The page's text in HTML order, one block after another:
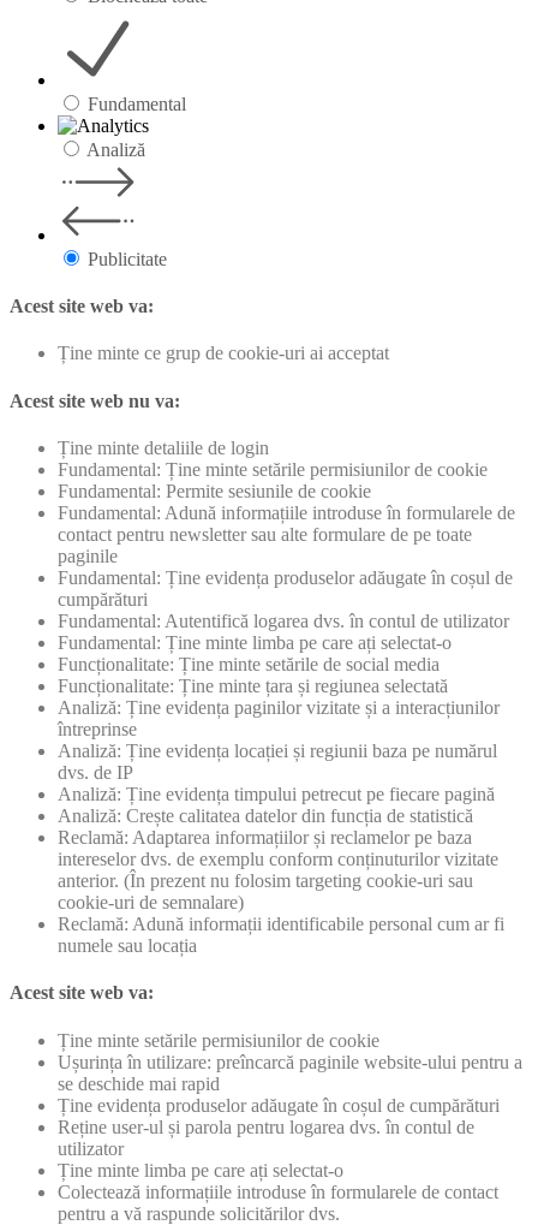
Fundamental
Analiză
Publicitate
Acest site web va:
Ține minte ce grup de cookie-uri ai acceptat
Acest site web nu va:
Ține minte detaliile de login
Fundamental: Ține minte setările permisiunilor de cookie
Fundamental: Permite sesiunile de cookie
Fundamental: Adună informațiile introduse în formularele de
contact pentru newsletter sau alte formulare de pe toate
paginile
Fundamental: Ține evidența produselor adăugate în coșul de
cumpărături
Fundamental: Autentifică logarea dvs. în contul de utilizator
Fundamental: Ține minte limba pe care ați selectat-o
Funcționalitate: Ține minte setările de social media
Funcționalitate: Ține minte țara și regiunea selectată
Analiză: Ține evidența paginilor vizitate și a interacțiunilor
întreprinse
Analiză: Ține evidența locației și regiunii baza pe numărul
dvs. de IP
Analiză: Ține evidența timpului petrecut pe fiecare pagină
Analiză: Crește calitatea datelor din funcția de statistică
Reclamă: Adaptarea informațiilor și reclamelor pe baza
intereselor dvs. de exemplu conform conținuturilor vizitate
anterior. (În prezent nu folosim targeting cookie-uri sau
cookie-uri de semnalare)
Reclamă: Adună informații identificabile personal cum ar fi
numele sau locația
Acest site web va:
Ține minte setările permisiunilor de cookie
Ușurința în utilizare: preîncarcă paginile website-ului pentru a
se deschide mai rapid
Ține evidența produselor adăugate în coșul de cumpărături
Reține user-ul și parola pentru logarea dvs. în contul de
utilizator
Ține minte limba pe care ați selectat-o
Colectează informațiile introduse în formularele de contact
pentru a vă raspunde solicitărilor dvs.